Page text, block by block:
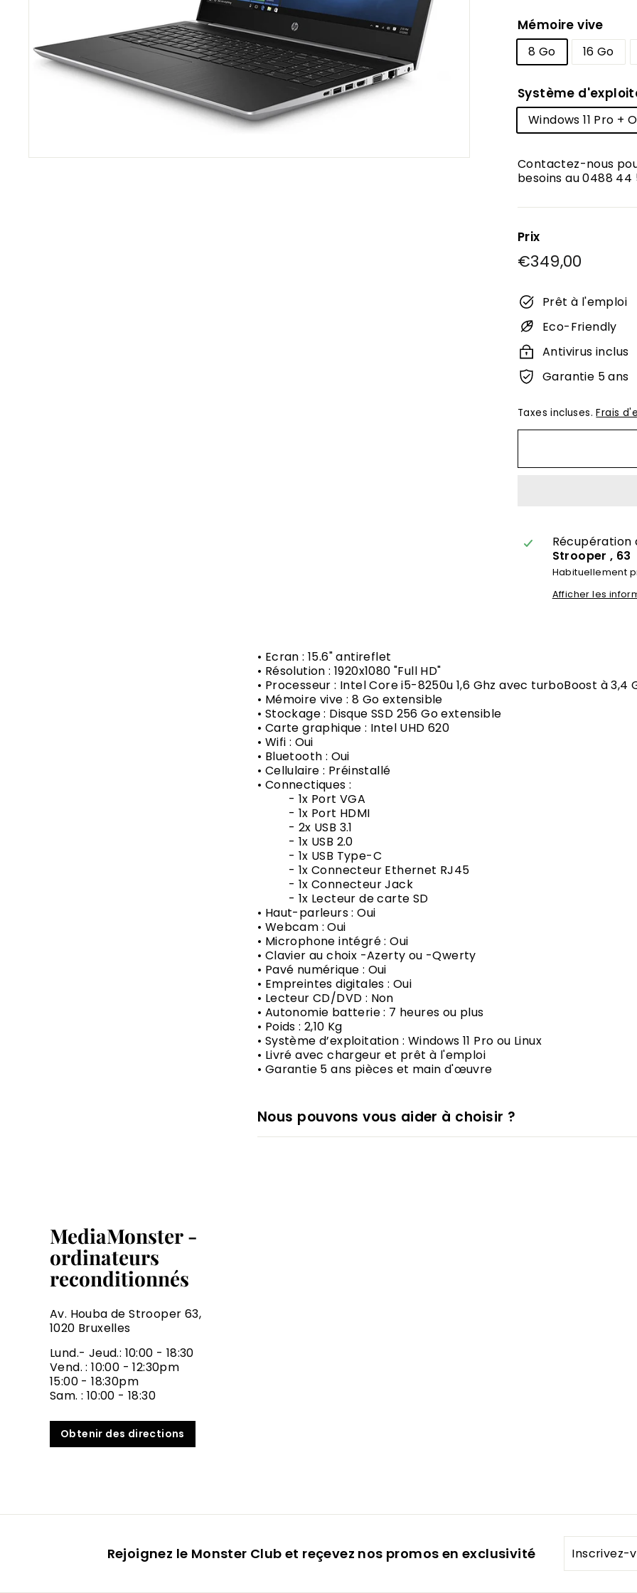
Mémoire vive
8 Go 16 Go
Système
Windows 11 Pro +
Contactez-nous
besoins au 0488
Prix
Prix
régulier
€349,00
Prêt à l'emploi
Eco-Friendly
Antivirus inclus
Garantie 5 ans
Taxes incluses.Frais
Strooper , 63
Habituellement
Afficher les
• Ecran : 15.6" antireflet
• Résolution : 1920x1080 "Full HD"
• Processeur : Intel Core i5-8250u 1,6 Ghz avec turboBoost à 3,4
• Mémoire vive : 8 Go extensible
• Stockage : Disque SSD 256 Go extensible
• Carte graphique : Intel UHD 620
• Wifi : Oui
• Bluetooth : Oui
• Cellulaire : Préinstallé
• Connectiques :
- 1x Port VGA
- 1x Port HDMI
- 2x USB 3.1
- 1x USB 2.0
- 1x USB Type-C
- 1x Connecteur Ethernet RJ45
- 1x Connecteur Jack
- 1x Lecteur de carte SD
• Haut-parleurs : Oui
• Webcam : Oui
• Microphone intégré : Oui
• Clavier au choix -Azerty ou -Qwerty
• Pavé numérique : Oui
• Empreintes digitales : Oui
• Lecteur CD/DVD : Non
• Autonomie batterie : 7 heures ou plus
• Poids : 2,10 Kg
• Système d’exploitation : Windows 11 Pro ou Linux
• Livré avec chargeur et prêt à l'emploi
• Garantie 5 ans pièces et main d'œuvre
Nous pouvons vous aider à choisir ?
MediaMonster -
ordinateurs
reconditionnés
Av. Houba de Strooper 63,
1020 Bruxelles
Lund.- Jeud.: 10:00 - 18:30
Vend. : 10:00 - 12:30pm
15:00 - 18:30pm
Sam. : 10:00 - 18:30
Obtenir des directions
Rejoignez le Monster Club et reçevez nos promos en exclusivité
vous
à